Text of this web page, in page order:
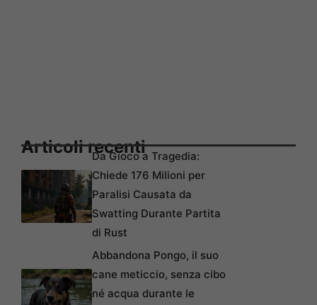
Articoli recentiDa Gioco a Tragedia:
Chiede 176 Milioni per
Paralisi Causata da
Swatting Durante Partita
di Rust
Abbandona Pongo, il suo
cane meticcio, senza cibo
né acqua durante le